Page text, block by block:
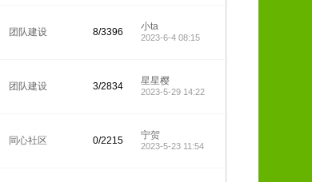
团队建设 8/3396 小ta
2023-6-4 08:15
团队建设 3/2834 星星樱
2023-5-29 14:22
同心社区 0/2215 宁贺
2023-5-23 11:54